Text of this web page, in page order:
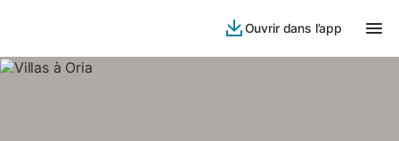
Ouvrir dans l’app